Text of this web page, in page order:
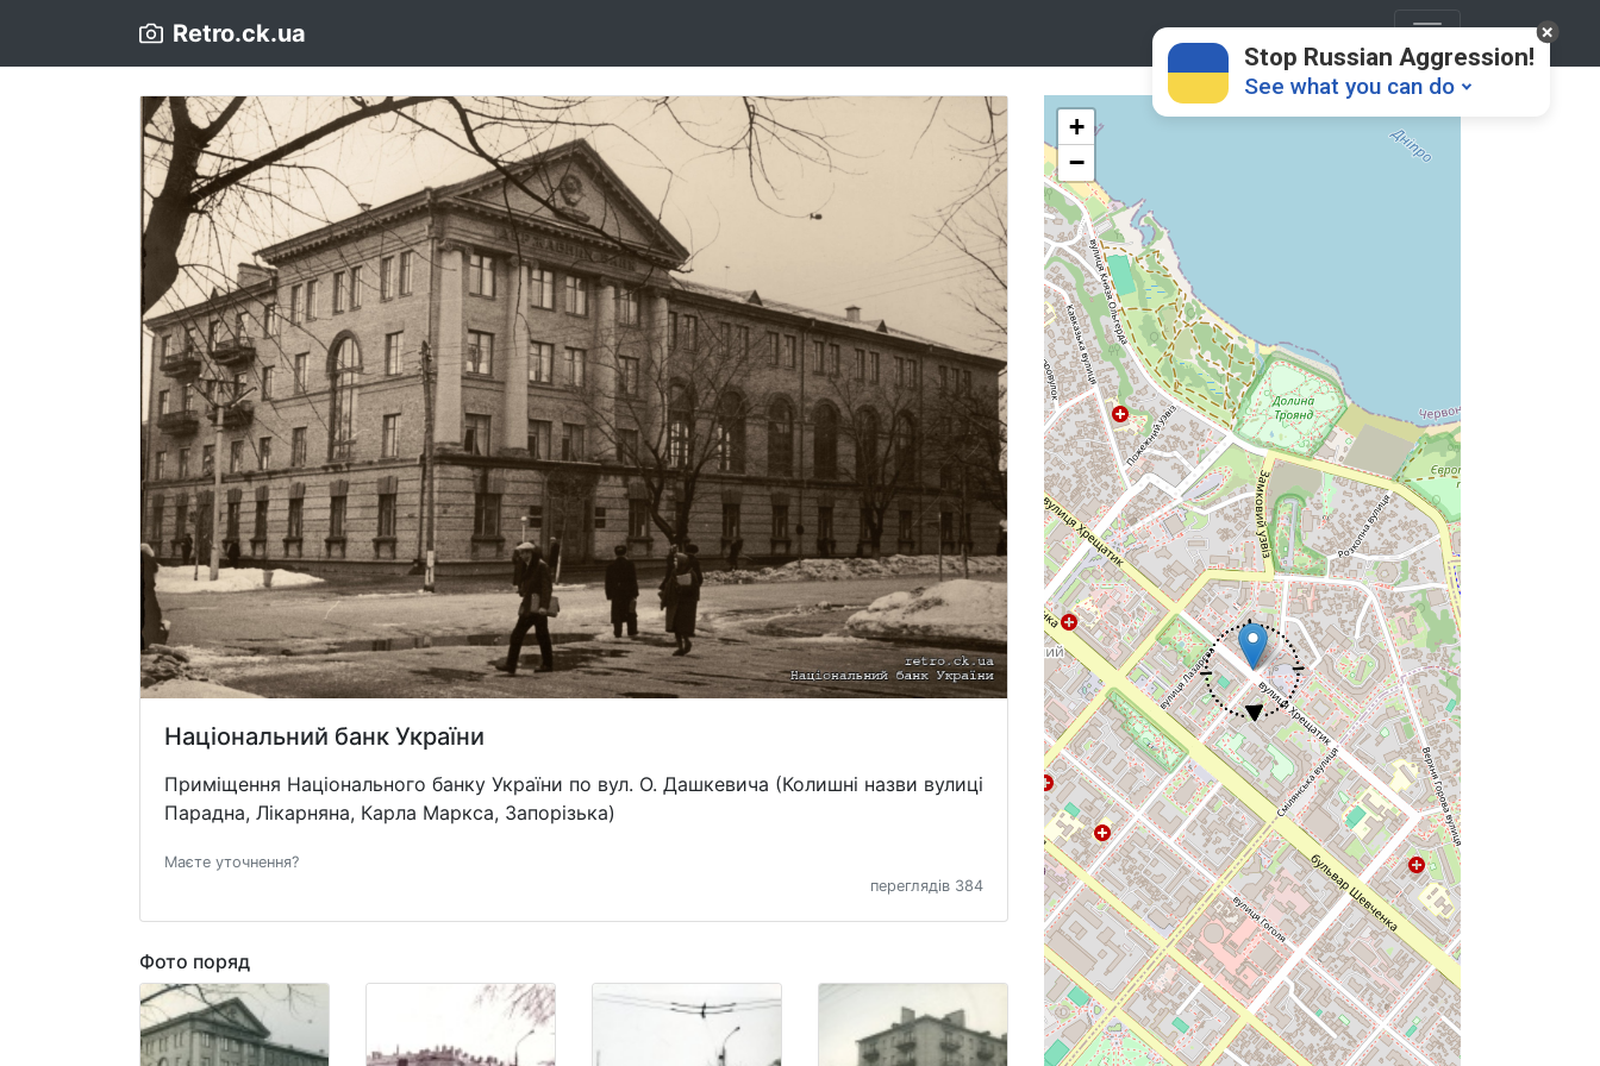
Retro.ck.ua
Національний банк України
Приміщення Національного банку України по вул. О. Дашкевича (Колишні назви вулиці
Парадна, Лікарняна, Карла Маркса, Запорізька)
Маєте уточнення?
переглядів 384
Фото поряд
+
−
Stop Russian Aggression!
See what you can do
Donate
Support Ukraine
Share this widget